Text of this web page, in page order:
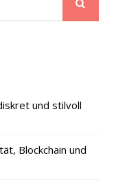
und stilvoll
Blockchain und